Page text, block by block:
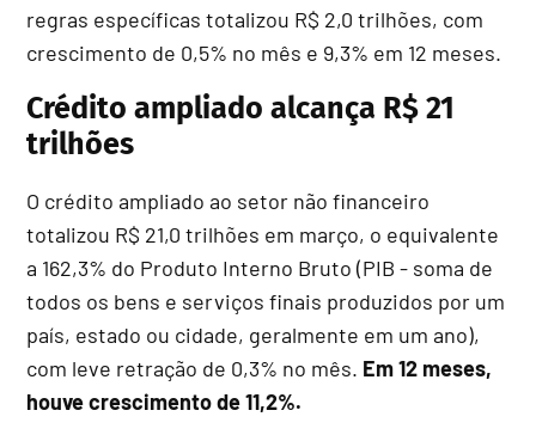
regras específicas totalizou R$ 2,0 trilhões, com
crescimento de 0,5% no mês e 9,3% em 12 meses.
Crédito ampliado alcança R$ 21
trilhões
O crédito ampliado ao setor não financeiro
totalizou R$ 21,0 trilhões em março, o equivalente
a 162,3% do Produto Interno Bruto (PIB - soma de
todos os bens e serviços finais produzidos por um
país, estado ou cidade, geralmente em um ano),
com leve retração de 0,3% no mês. Em 12 meses,
houve crescimento de 11,2%.